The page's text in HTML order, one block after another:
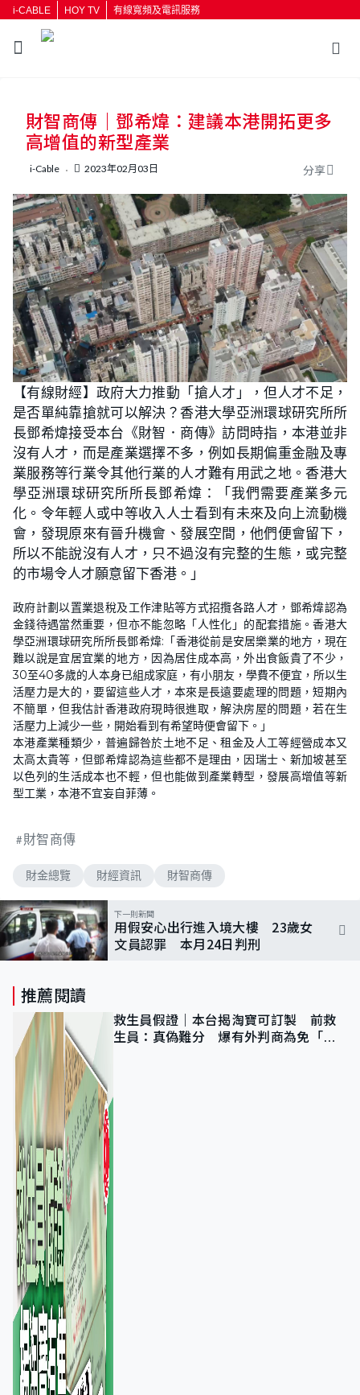
i-CABLE HOY TV 有線寬頻及電訊服務
按輸入鍵開始搜尋
財智商傳｜鄧希煒：建議本港開拓更多
高增值的新型產業
i-Cable 2023年02月03日 分享
【有線財經】政府大力推動「搶人才」，但人才不足，
是否單純靠搶就可以解決？香港大學亞洲環球研究所所
長鄧希煒接受本台《財智．商傳》訪問時指，本港並非
沒有人才，而是產業選擇不多，例如長期偏重金融及專
業服務等行業令其他行業的人才難有用武之地。香港大
學亞洲環球研究所所長鄧希煒：「我們需要產業多元
化。令年輕人或中等收入人士看到有未來及向上流動機
會，發現原來有晉升機會、發展空間，他們便會留下，
所以不能說沒有人才，只不過沒有完整的生態，或完整
的市場令人才願意留下香港。」
政府計劃以置業退稅及工作津貼等方式招攬各路人才，鄧希煒認為
金錢待遇當然重要，但亦不能忽略「人性化」的配套措施。香港大
學亞洲環球研究所所長鄧希煒:「香港從前是安居樂業的地方，現在
難以說是宜居宜業的地方，因為居住成本高，外出食飯貴了不少，
30至40多歲的人本身已組成家庭，有小朋友，學費不便宜，所以生
活壓力是大的，要留這些人才，本來是長遠要處理的問題，短期內
不簡單，但我估計香港政府現時很進取，解決房屋的問題，若在生
活壓力上減少一些，開始看到有希望時便會留下。」
本港產業種類少，普遍歸咎於土地不足、租金及人工等經營成本又
太高太貴等，但鄧希煒認為這些都不是理由，因瑞士、新加坡甚至
以色列的生活成本也不輕，但也能做到產業轉型，發展高增值等新
型工業，本港不宜妄自菲薄。
財智商傳
財金總覽 財經資訊 財智商傳
下一則新聞
用假安心出行進入境大樓 23歲女
文員認罪 本月24日判刑
推薦閱讀
救生員假證｜本台揭淘寶可訂製 前救
生員：真偽難分 爆有外判商為免「封